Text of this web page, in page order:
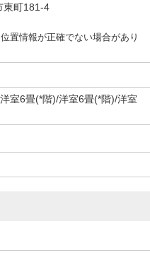
東町181-4
位置情報が正確でない場合があり
室6畳(*階)/洋室6畳(*階)/洋室